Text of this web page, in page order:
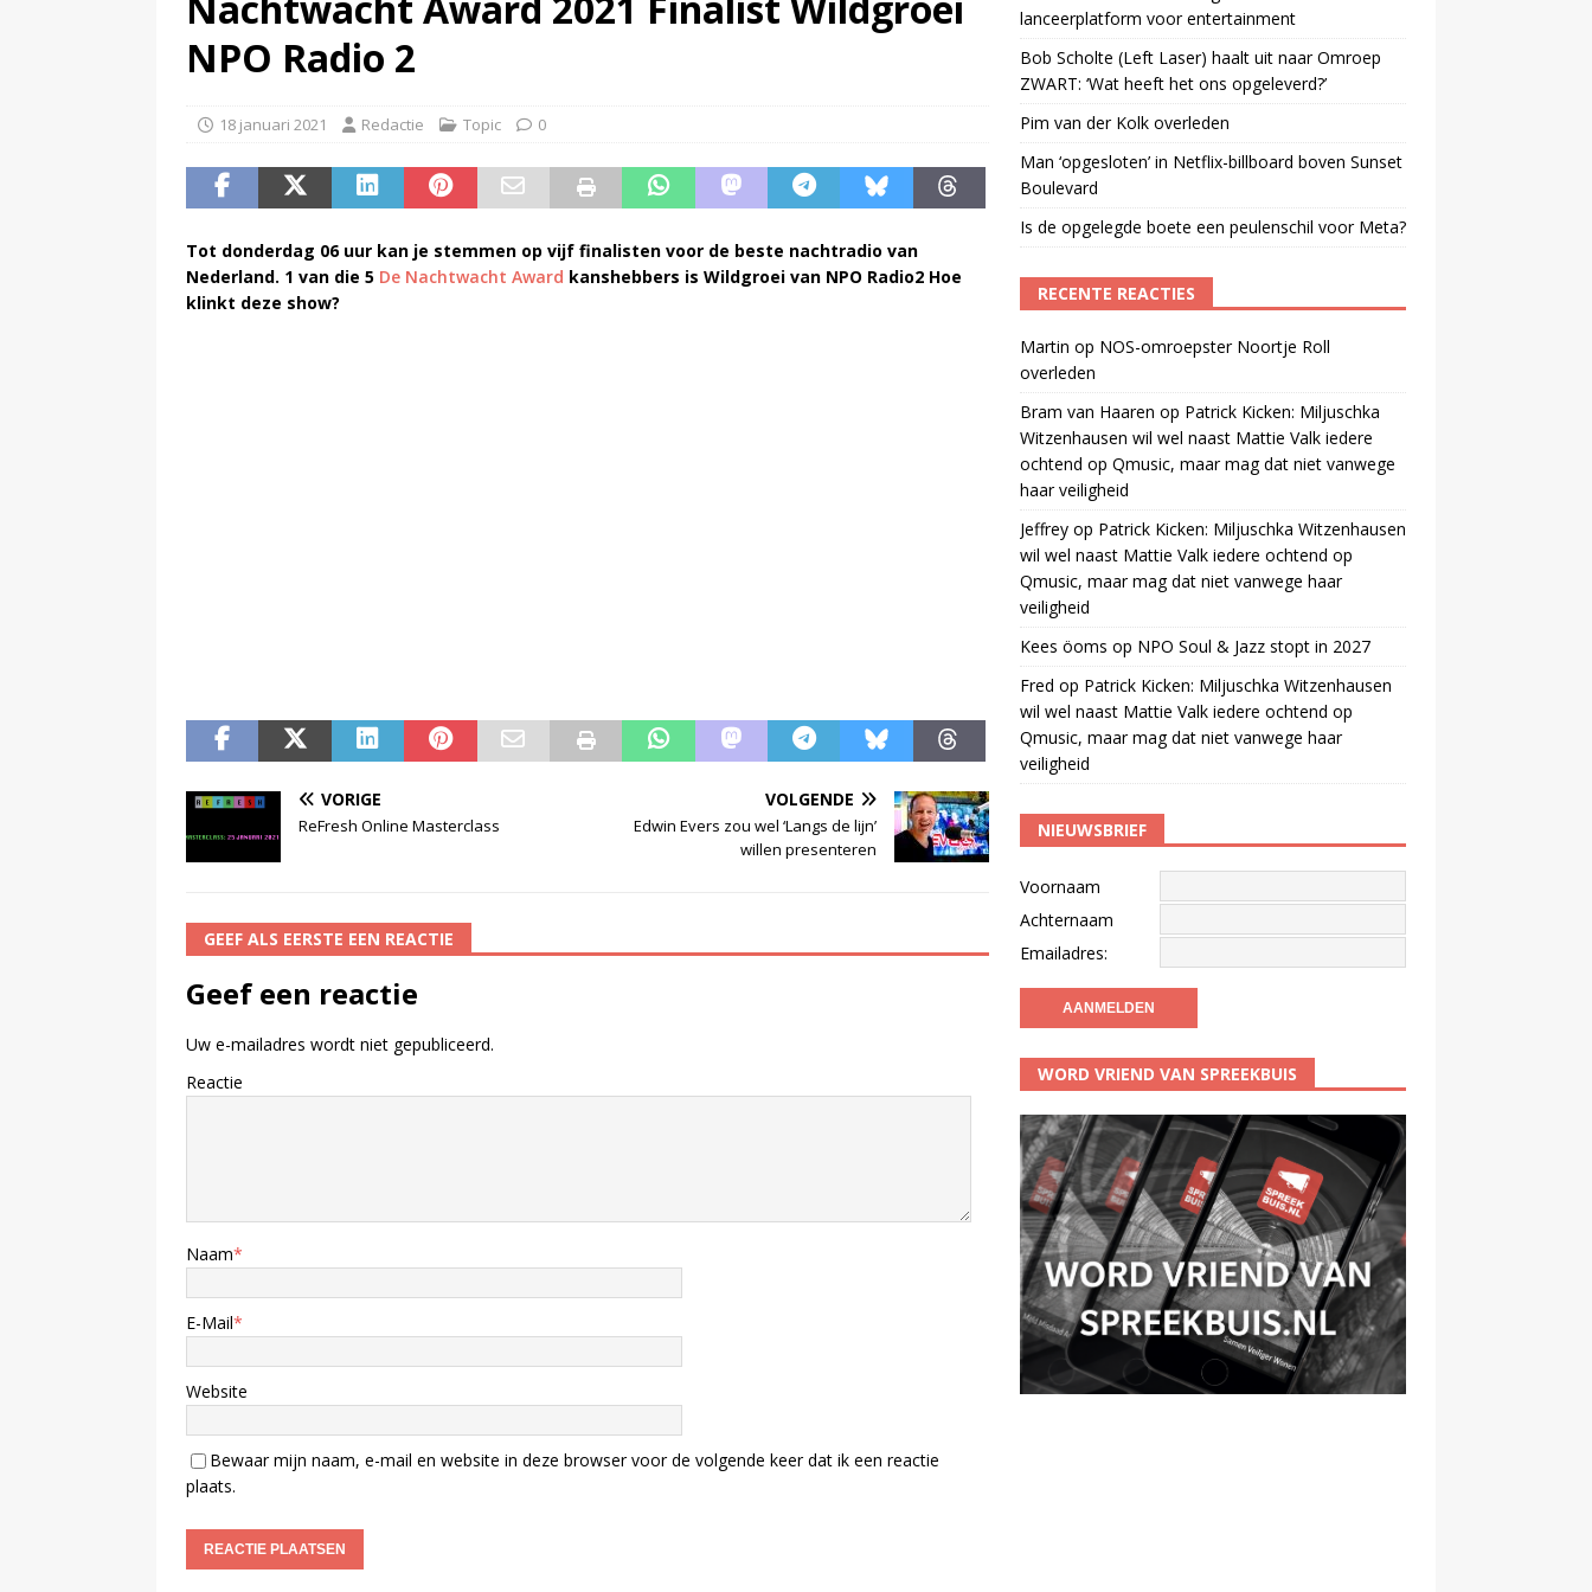
NPO Radio 2
18 januari 2021 Redactie Topic 0
Tot donderdag 06 uur kan je stemmen op vijf finalisten voor de beste nachtradio van
Nederland. 1 van die 5 De Nachtwacht Award kanshebbers is Wildgroei van NPO Radio2 Hoe
klinkt deze show?
VORIGE
ReFresh Online Masterclass
VOLGENDE
Edwin Evers zou wel ‘Langs de lijn’
willen presenteren
GEEF ALS EERSTE EEN REACTIE
Geef een reactie
Uw e-mailadres wordt niet gepubliceerd.
Reactie
Naam*
E-Mail*
Website
Bewaar mijn naam, e-mail en website in deze browser voor de volgende keer dat ik een reactie
plaats.
lanceerplatform voor entertainment
Bob Scholte (Left Laser) haalt uit naar Omroep
ZWART: ‘Wat heeft het ons opgeleverd?’
Pim van der Kolk overleden
Man ‘opgesloten’ in Netflix-billboard boven Sunset
Boulevard
Is de opgelegde boete een peulenschil voor Meta?
RECENTE REACTIES
Martin op NOS-omroepster Noortje Roll
overleden
Bram van Haaren op Patrick Kicken: Miljuschka
Witzenhausen wil wel naast Mattie Valk iedere
ochtend op Qmusic, maar mag dat niet vanwege
haar veiligheid
Jeffreyop Patrick Kicken: Miljuschka Witzenhausen
wil wel naast Mattie Valk iedere ochtend op
Qmusic, maar mag dat niet vanwege haar
veiligheid
Kees öoms op NPO Soul & Jazz stopt in 2027
Fred op Patrick Kicken: Miljuschka Witzenhausen
wil wel naast Mattie Valk iedere ochtend op
Qmusic, maar mag dat niet vanwege haar
veiligheid
NIEUWSBRIEF
Voornaam
Achternaam
Emailadres:
WORD VRIEND VAN SPREEKBUIS